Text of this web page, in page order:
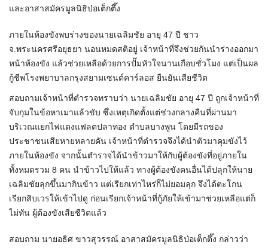
และอาสาสมัครมูลนิธิป่อเต็กตึ๊ง
ภายในห้องขังพบร่างของนายเฉลิมชัย อายุ 47 ปี ชาว
จ.พระนครศรีอยุธยา นอนหมดสติอยู่ เจ้าหน้าที่จึงช่วยกันนำร่างออกมา
หน้าห้องขัง แล้วช่วยเหลือด้วยการปั๊มหัวใจนานเกือบชั่วโมง แต่เป็นผล
กู้ชีพโรงพยาบาลกรุงสยามเซนต์คาร์ลอส ยืนยันเสียชีวิต
สอบถามเจ้าหน้าที่ตำรวจทราบว่า นายเฉลิมชัย อายุ 47 ปี ถูกเจ้าหน้าที่
จับกุมในข้อหาเมาแล้วขับ ซึ่งเหตุเกิดตั้งแต่ช่วงกลางคืนที่ผ่านมา
บริเวณแยกไฟแดงแฟลตปลาทอง ตำบลบางพูน โดยมีรถของ
ประชาชนเสียหายหลายคัน เจ้าหน้าที่ตำรวจจึงได้นำตัวมาคุมขังไว้
ภายในห้องขัง จากนั้นตำรวจได้นำข้าวมาให้กับผู้ต้องขังที่อยู่ภายใน
ทั้งหมดรวม 8 คน นำข้าวไปให้แล้ว ทางผู้ต้องขังคนอื่นได้ปลุกให้นาย
เฉลิมชัยลุกขึ้นมากินข้าว แต่เรียกเท่าไหร่ก็ไม่ยอมลุก จึงได้ตะโกน
เรียกสิบเวรให้เข้าไปดู ก่อนเรียกเจ้าหน้าที่กู้ภัยให้เข้ามาช่วยเหลือแต่ก็
ไม่ทัน ผู้ต้องขังเสียชีวิตแล้ว
สอบถาม นายอธิศ ขาวสุวรรณ์ อาสาสมัครมูลนิธิป่อเต็กตึ๊ง กล่าวว่า